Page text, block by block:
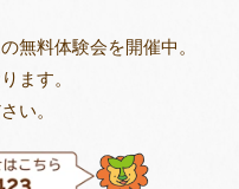
無料体験会を開催中。
ます。
い。